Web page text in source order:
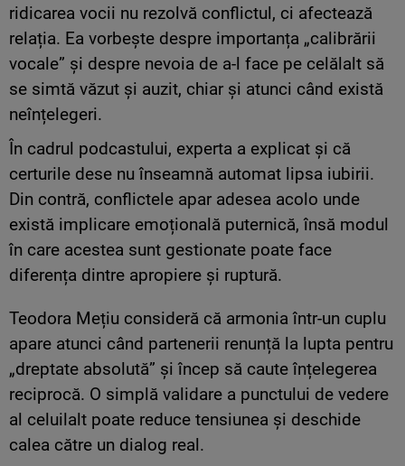
ridicarea vocii nu rezolvă conflictul, ci afectează
relația. Ea vorbește despre importanța „calibrării
vocale” și despre nevoia de a-l face pe celălalt să
se simtă văzut și auzit, chiar și atunci când există
neînțelegeri.
În cadrul podcastului, experta a explicat și că
certurile dese nu înseamnă automat lipsa iubirii.
Din contră, conflictele apar adesea acolo unde
există implicare emoțională puternică, însă modul
în care acestea sunt gestionate poate face
diferența dintre apropiere și ruptură.
Teodora Mețiu consideră că armonia într-un cuplu
apare atunci când partenerii renunță la lupta pentru
„dreptate absolută” și încep să caute înțelegerea
reciprocă. O simplă validare a punctului de vedere
al celuilalt poate reduce tensiunea și deschide
calea către un dialog real.